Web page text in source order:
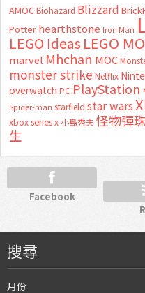
AMOC Biohazard Blizzard
Potter hearthstone Iron Man
LEGO Ideas LEGO
marvel Mhchan MOC
monster strike Netflix
overwatch PC PlayStation
Spider-man starfield star wars
xbox series x 小島秀夫怪物彈珠
生
Facebook
搜尋
月份